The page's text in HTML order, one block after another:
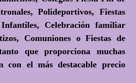
Polideportivos, Fiestas
Celebración familiar
Comuniones o Fiestas de
que proporciona muchas
con el más destacable precio